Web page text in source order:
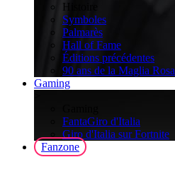
Histoire
Symboles
Palmarès
Hall of Fame
Éditions précédentes
90 ans de la Maglia Rosa
Gaming
FantaGiro d'Italia
Giro d'Italia sur Fortnite
Fanzone